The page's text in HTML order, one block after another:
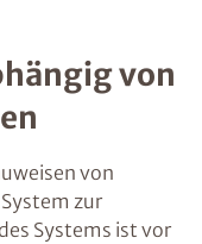
von
von
zur
Systems ist vor